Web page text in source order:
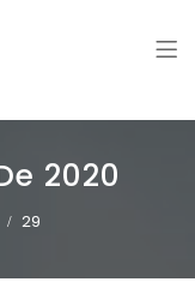
2020
29